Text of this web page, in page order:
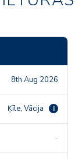
8th Aug 2026
Ķīle, Vācija i
-